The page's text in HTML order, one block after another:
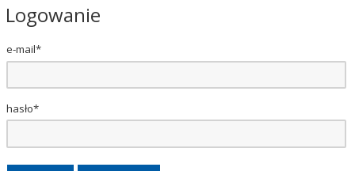
Logowanie
e-mail*
hasło*